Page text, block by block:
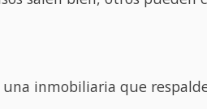
inmobiliaria que